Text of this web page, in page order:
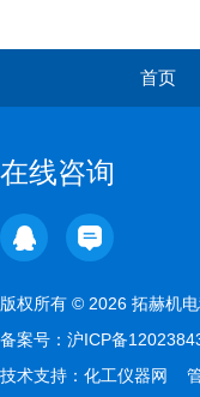
首页
在线咨询
版权所有 © 2026 拓赫机
备案号： 沪ICP备
技术支持： 化工仪器网